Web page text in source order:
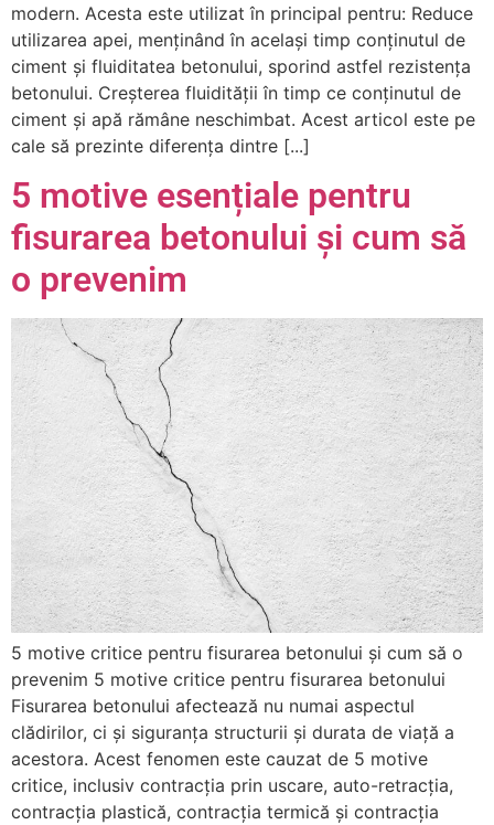
modern. Acesta este utilizat în principal pentru: Reduce
utilizarea apei, menținând în același timp conținutul de
ciment și fluiditatea betonului, sporind astfel rezistența
betonului. Creșterea fluidității în timp ce conținutul de
ciment și apă rămâne neschimbat. Acest articol este pe
cale să prezinte diferența dintre [...]
5 motive esențiale pentru
fisurarea betonului și cum să
o prevenim
5 motive critice pentru fisurarea betonului și cum să o
prevenim 5 motive critice pentru fisurarea betonului
Fisurarea betonului afectează nu numai aspectul
clădirilor, ci și siguranța structurii și durata de viață a
acestora. Acest fenomen este cauzat de 5 motive
critice, inclusiv contracția prin uscare, auto-retracția,
contracția plastică, contracția termică și contracția